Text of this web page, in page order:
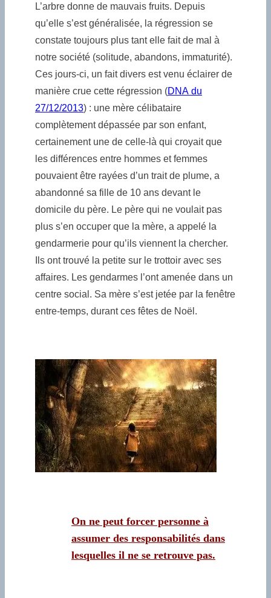
L’arbre donne de mauvais fruits. Depuis
qu’elle s’est généralisée, la régression se
constate toujours plus tant elle fait de mal à
notre société (solitude, abandons, immaturité).
Ces jours-ci, un fait divers est venu éclairer de
manière crue cette régression (DNA du
27/12/2013) : une mère célibataire
complètement dépassée par son enfant,
certainement une de celle-là qui croyait que
les différences entre hommes et femmes
pouvaient être rayées d’un trait de plume, a
abandonné sa fille de 10 ans devant le
domicile du père. Le père qui ne voulait pas
plus s’en occuper que la mère, a appelé la
gendarmerie pour qu’ils viennent la chercher.
Ils ont trouvé la petite sur le trottoir avec ses
affaires. Les gendarmes l’ont amenée dans un
centre social. Sa mère s’est jetée par la fenêtre
entre-temps, durant ces fêtes de Noël.
On ne peut forcer personne à
assumer des responsabilités dans
lesquelles il ne se retrouve pas.